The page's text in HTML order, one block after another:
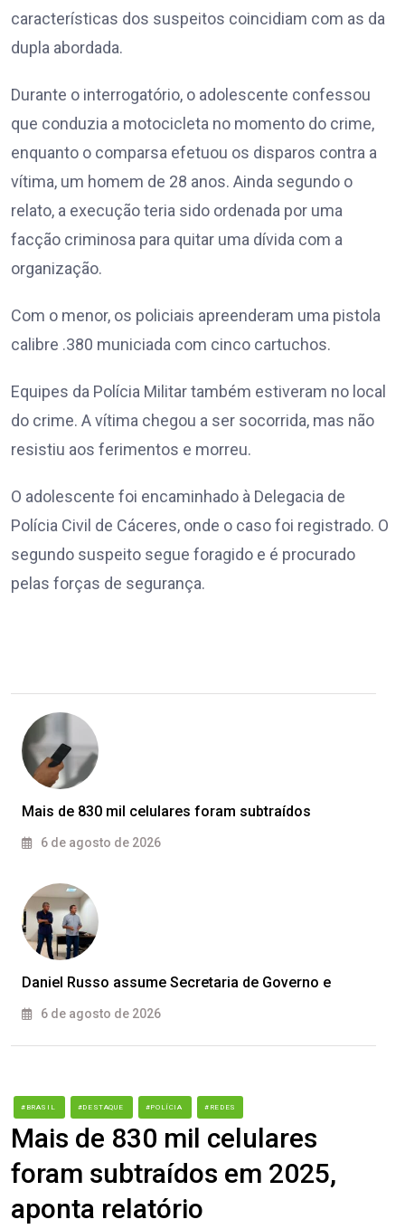
características dos suspeitos coincidiam com as da
dupla abordada.
Durante o interrogatório, o adolescente confessou
que conduzia a motocicleta no momento do crime,
enquanto o comparsa efetuou os disparos contra a
vítima, um homem de 28 anos. Ainda segundo o
relato, a execução teria sido ordenada por uma
facção criminosa para quitar uma dívida com a
organização.
Com o menor, os policiais apreenderam uma pistola
calibre .380 municiada com cinco cartuchos.
Equipes da Polícia Militar também estiveram no local
do crime. A vítima chegou a ser socorrida, mas não
resistiu aos ferimentos e morreu.
O adolescente foi encaminhado à Delegacia de
Polícia Civil de Cáceres, onde o caso foi registrado. O
segundo suspeito segue foragido e é procurado
pelas forças de segurança.
Mais de 830 mil celulares foram subtraídos
6 de agosto de 2026
Daniel Russo assume Secretaria de Governo e
6 de agosto de 2026
#BRASIL #DESTAQUE #POLÍCIA #REDES
Mais de 830 mil celulares
foram subtraídos em 2025,
aponta relatório